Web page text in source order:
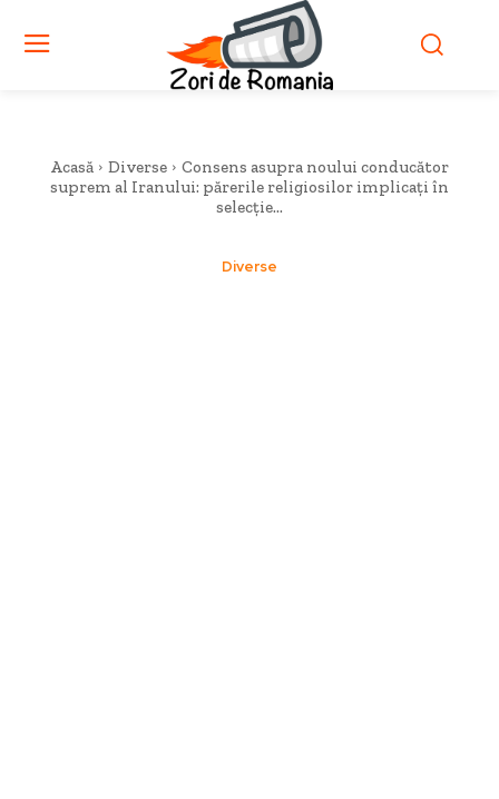
Acasă Diverse
Consens asupra noului conducător
suprem al Iranului: părerile religiosilor implicați în
selecție...
Diverse